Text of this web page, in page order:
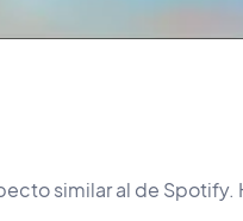
similar al de